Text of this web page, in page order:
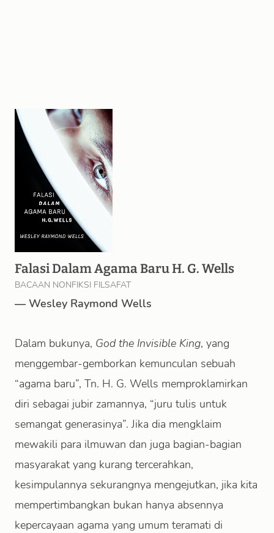
Falasi Dalam Agama Baru H. G. Wells
BACAAN NONFIKSI FILSAFAT
— Wesley Raymond Wells
Dalam bukunya, God the Invisible King, yang
menggembar-gemborkan kemunculan sebuah
“agama baru”, Tn. H. G. Wells memproklamirkan
diri sebagai jubir zamannya, “juru tulis untuk
semangat generasinya”. Jika dia mengklaim
mewakili para ilmuwan dan juga bagian-bagian
masyarakat yang kurang tercerahkan,
kesimpulannya sekurangnya mengejutkan, jika kita
mempertimbangkan bukan hanya absennya
kepercayaan agama yang umum teramati di